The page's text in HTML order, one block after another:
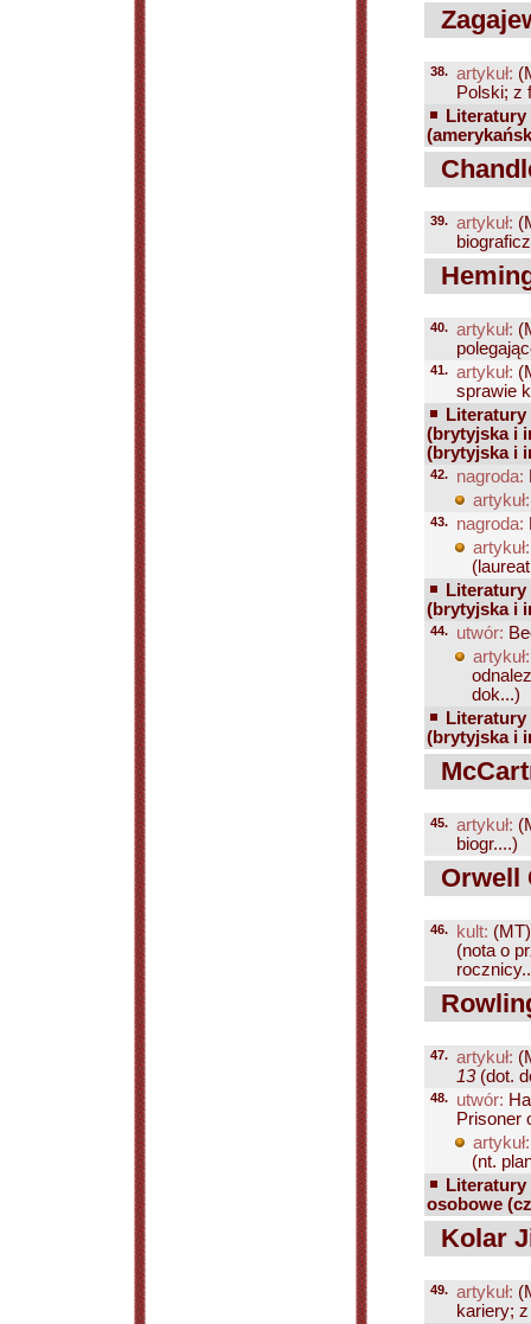
38. artykuł:
Polski; z
Literatury
39. artykuł:
40. artykuł:
41. artykuł:
sprawie
Literatury
(brytyjska i
(brytyjska i
42. nagroda:
artykuł:
43. nagroda:
artykuł:
Literatury
(brytyjska i
44. utwór:
artykuł:
dok...)
Literatury
(brytyjska i
45. artykuł:
biogr....)
Orwell
46. kult:
(nota o
47. artykuł:
13(dot.
48. utwór:
Prisoner
artykuł:
(nt.
Literatury
osobowe
Kolar
49. artykuł:
kariery;